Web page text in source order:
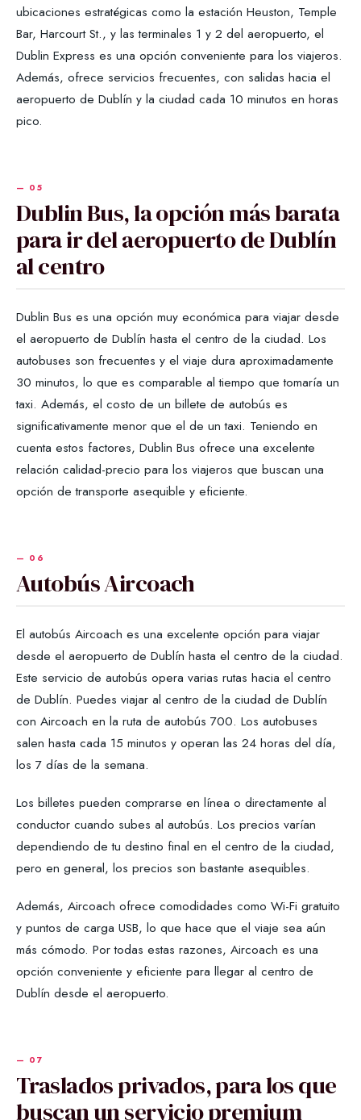
ubicaciones estratégicas como la estación Heuston, Temple
Bar, Harcourt St., y las terminales 1 y 2 del aeropuerto, el
Dublin Express es una opción conveniente para los viajeros.
Además, ofrece servicios frecuentes, con salidas hacia el
aeropuerto de Dublín y la ciudad cada 10 minutos en horas
pico.
Dublin Bus, la opción más barata
para ir del aeropuerto de Dublín
al centro
Dublin Bus es una opción muy económica para viajar desde
el aeropuerto de Dublín hasta el centro de la ciudad. Los
autobuses son frecuentes y el viaje dura aproximadamente
30 minutos, lo que es comparable al tiempo que tomaría un
taxi. Además, el costo de un billete de autobús es
significativamente menor que el de un taxi. Teniendo en
cuenta estos factores, Dublin Bus ofrece una excelente
relación calidad-precio para los viajeros que buscan una
opción de transporte asequible y eficiente.
Autobús Aircoach
El autobús Aircoach es una excelente opción para viajar
desde el aeropuerto de Dublín hasta el centro de la ciudad.
Este servicio de autobús opera varias rutas hacia el centro
de Dublín. Puedes viajar al centro de la ciudad de Dublín
con Aircoach en la ruta de autobús 700. Los autobuses
salen hasta cada 15 minutos y operan las 24 horas del día,
los 7 días de la semana.
Los billetes pueden comprarse en línea o directamente al
conductor cuando subes al autobús. Los precios varían
dependiendo de tu destino final en el centro de la ciudad,
pero en general, los precios son bastante asequibles.
Además, Aircoach ofrece comodidades como Wi-Fi gratuito
y puntos de carga USB, lo que hace que el viaje sea aún
más cómodo. Por todas estas razones, Aircoach es una
opción conveniente y eficiente para llegar al centro de
Dublín desde el aeropuerto.
Traslados privados, para los que
buscan un servicio premium